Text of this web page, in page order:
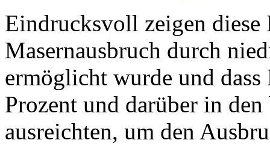
Eindrucksvoll zeigen diese
Masernausbruch durch
ermöglicht wurde und
Prozent und darüber in
ausreichten, um den